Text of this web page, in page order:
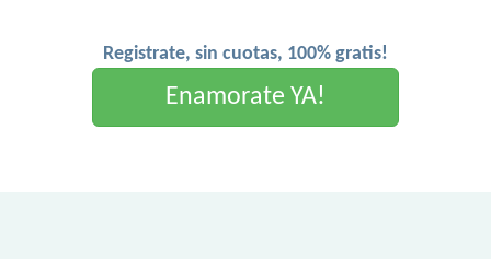
Registrate, sin cuotas, 100% gratis!
Enamorate YA!